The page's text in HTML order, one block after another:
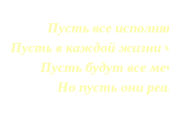
Пусть все
Пусть в каждой жизни
Пусть будут все
Но пусть они